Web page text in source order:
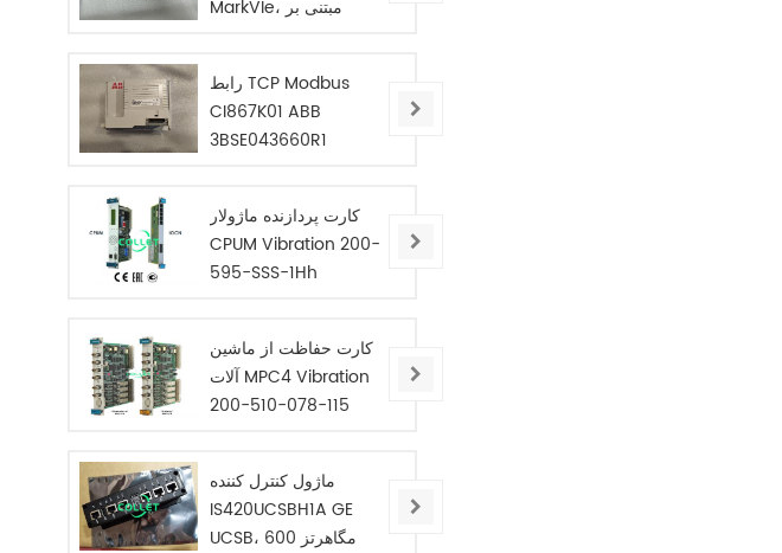
MarkVIe، مبتنی بر
رابط TCP Modbus
CI867K01 ABB
3BSE043660R1
کارت پردازنده ماژولار
CPUM Vibration 200-
595-SSS-1Hh
کارت حفاظت از ماشین
آلات MPC4 Vibration
200-510-078-115
ماژول کنترل کننده
IS420UCSBH1A GE
UCSB، 600 مگاهرتز